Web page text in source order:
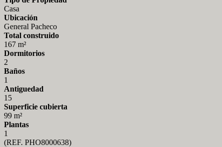
Casa
Ubicación
General Pacheco
Total construido
167 m²
Dormitorios
2
Baños
1
Antiguedad
15
Superficie cubierta
99 m²
Plantas
1
(REF. PHO8000638)